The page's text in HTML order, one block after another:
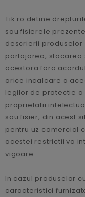
Tik.ro detine
sau fisierele
descrierii produselor
partajarea, stocarea
acestora fara
orice incalcare a
legilor de protectie
proprietatii
sau fisier, din acest
pentru uz comercial
acestei restrictii va
vigoare.
In cazul produselor
caracteristici